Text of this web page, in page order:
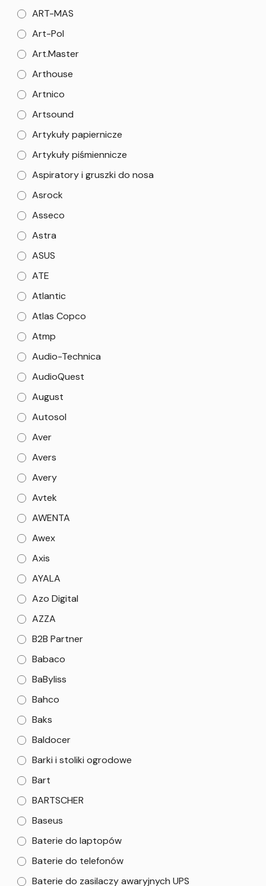
ART-MAS
Art-Pol
Art.Master
Arthouse
Artnico
Artsound
Artykuły papiernicze
Artykuły piśmiennicze
Aspiratory i gruszki do nosa
Asrock
Asseco
Astra
ASUS
ATE
Atlantic
Atlas Copco
Atmp
Audio-Technica
AudioQuest
August
Autosol
Aver
Avers
Avery
Avtek
AWENTA
Awex
Axis
AYALA
Azo Digital
AZZA
B2B Partner
Babaco
BaByliss
Bahco
Baks
Baldocer
Barki i stoliki ogrodowe
Bart
BARTSCHER
Baseus
Baterie do laptopów
Baterie do telefonów
Baterie do zasilaczy awaryjnych UPS